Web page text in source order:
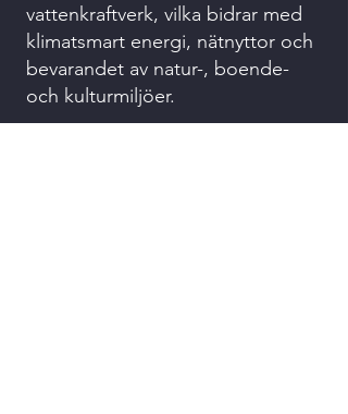
vattenkraftverk, vilka bidrar med
klimatsmart energi, nätnyttor och
bevarandet av natur-, boende-
och kulturmiljöer.